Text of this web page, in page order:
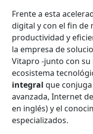
Frente a esta
digital y con el fin de
productividad y
la empresa de
Vitapro -junto con su
ecosistema
integralque
avanzada, Internet
en inglés) y el
especializados.